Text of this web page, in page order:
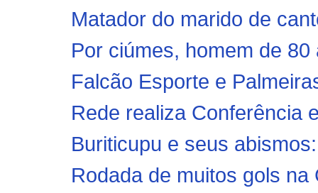
Matador do marido de
Por ciúmes, homem de
Falcão Esporte e
Rede realiza Conferência
Buriticupu e seus
Rodada de muitos gols